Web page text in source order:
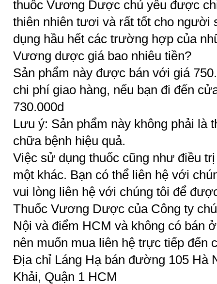
thuốc Vương Dược chủ yếu được
thiên nhiên tươi và rất tốt cho người
dụng hầu hết các trường hợp của
Vương dược giá bao nhiêu tiền?
Sản phẩm này được bán với giá
chi phí giao hàng, nếu bạn đi đến
730.000d
Lưu ý: Sản phẩm này không phải là
chữa bệnh hiệu quả.
Việc sử dụng thuốc cũng như điều
một khác. Bạn có thể liên hệ với
vui lòng liên hệ với chúng tôi để
Thuốc Vương Dược của Công ty
Nội và điểm HCM và không có bán
nên muốn mua liên hệ trực tiếp đến
Địa chỉ Láng Hạ bán đường 105 Hà
Khải, Quận 1 HCM